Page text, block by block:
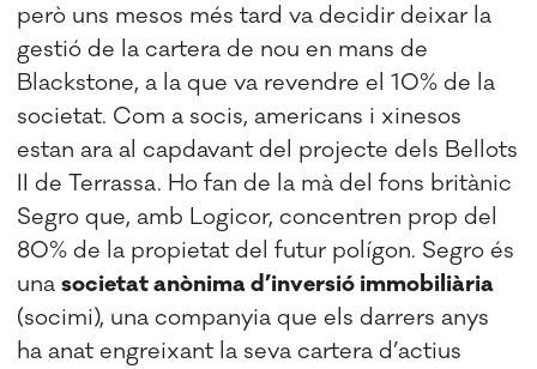
però uns mesos més tard va decidir deixar la
gestió de la cartera de nou en mans de
Blackstone, a la que va revendre el 10% de la
societat. Com a socis, americans i xinesos
estan ara al capdavant del projecte dels Bellots
II de Terrassa. Ho fan de la mà del fons britànic
Segro que, amb Logicor, concentren prop del
80% de la propietat del futur polígon. Segro és
unasocietat anònima d’inversió immobiliària
(socimi), una companyia que els darrers anys
ha anat engreixant la seva cartera d’actius